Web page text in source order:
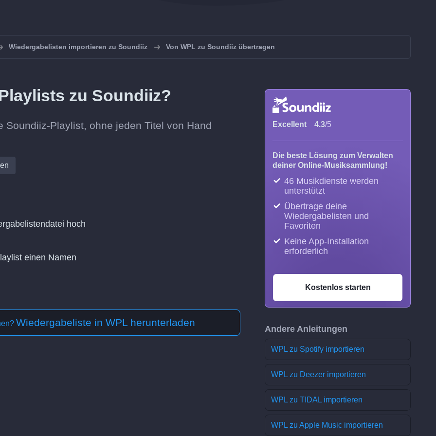
Wiedergabelisten importieren zu Soundiiz Von WPL zu Soundiiz übertragen
zu Soundiiz?
Playlist, ohne jeden Titel von Hand
hoch
einen Namen
Wiedergabeliste in WPL herunterladen
Excellent 4.3/5
Die beste Lösung zum Verwalten
deiner Online-Musiksammlung!
46 Musikdienste werden
unterstützt
Übertrage deine
Wiedergabelisten und
Favoriten
Keine App-Installation
erforderlich
Kostenlos starten
Andere Anleitungen
WPL zu Spotify importieren
WPL zu Deezer importieren
WPL zu TIDAL importieren
WPL zu Apple Music importieren